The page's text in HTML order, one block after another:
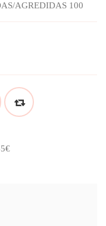
AGREDIDAS 100